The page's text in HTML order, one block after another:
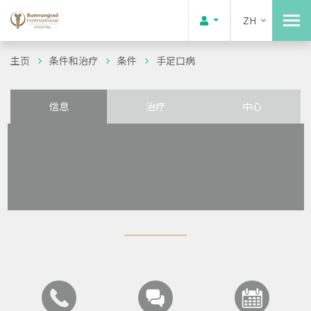
ZH
主页 条件和治疗 条件 手足口病
信息 治疗 中心